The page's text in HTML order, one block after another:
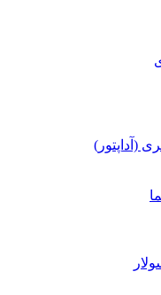
(آداپتور)